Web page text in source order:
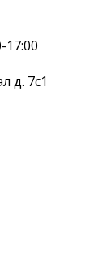
17:00
д. 7с1